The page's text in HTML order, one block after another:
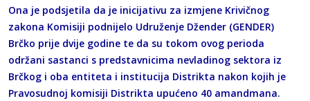
Ona je podsjetila da je inicijativu za izmjene Krivičnog
zakona Komisiji podnijelo Udruženje Džender (GENDER)
Brčko prije dvije godine te da su tokom ovog perioda
održani sastanci s predstavnicima nevladinog sektora iz
Brčkog i oba entiteta i institucija Distrikta nakon kojih je
Pravosudnoj komisiji Distrikta upućeno 40 amandmana.